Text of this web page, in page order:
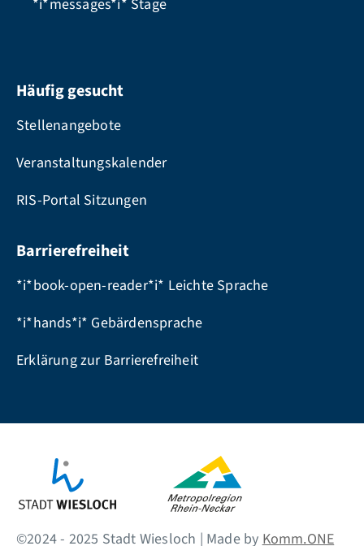
*i*messages*i* Stage
Häufig gesucht
Stellenangebote
Veranstaltungskalender
RIS-Portal Sitzungen
Barrierefreiheit
*i*book-open-reader*i* Leichte Sprache
*i*hands*i* Gebärdensprache
Erklärung zur Barrierefreiheit
©2024 - 2025 Stadt Wiesloch | Made by Komm.ONE